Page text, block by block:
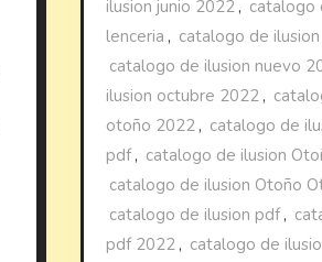
ilusion junio 2022 , catalogo
lenceria , catalogo de
catalogo de ilusion nuevo
ilusion octubre 2022 ,
otoño 2022 , catalogo de
pdf, catalogo de ilusion
catalogo de ilusion Otoño
catalogo de ilusion pdf,
pdf 2022 , catalogo de